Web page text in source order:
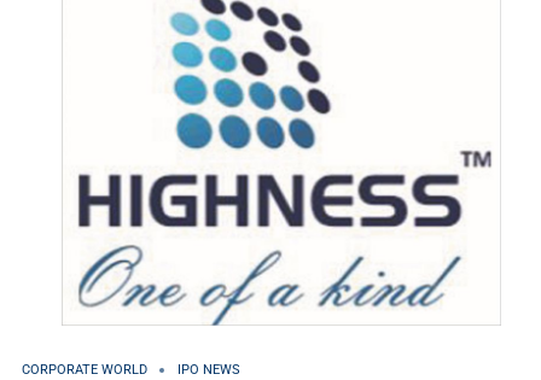
CORPORATE WORLD IPO NEWS